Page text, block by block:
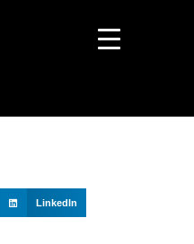
LinkedIn